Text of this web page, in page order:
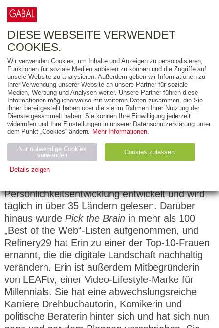
Erin Falconer
Erin Falconer ist Chefredakteurin und
Mitinhaberin vonPick the Brain, einer der am
schnellsten wachsenden und erfolgreichsten
Communitys zur Persönlichkeitsentwicklung im
Internet. Mit über 1,8 Mio. Seitenaufrufen im
Monat und 200 Bloggern aus der ganzen Welt
hat sichPick the Brain
Persönlichkeitsentwicklung entwickelt und wird
täglich in über 35 Ländern gelesen. Darüber
hinaus wurde Pick the Brain in mehr als 100
„Best of the Web“-Listen aufgenommen, und
Refinery29 hat Erin zu einer der Top-10-Frauen
ernannt, die die digitale Landschaft nachhaltig
verändern. Erin ist außerdem Mitbegründerin
von LEAFtv, einer Video-Lifestyle-Marke für
Millennials. Sie hat eine abwechslungsreiche
Karriere Drehbuchautorin, Komikerin und
politische Beraterin hinter sich und hat sich nun
DIESE WEBSEITE VERWENDET
COOKIES.
Wir verwenden Cookies, um Inhalte und Anzeigen zu personalisieren,
Funktionen für soziale Medien anbieten zu können und die Zugriffe auf
unsere Website zu analysieren. Außerdem geben wir Informationen zu
Ihrer Verwendung unserer Website an unsere Partner für soziale
Medien, Werbung und Analysen weiter. Unsere Partner führen diese
Informationen möglicherweise mit weiteren Daten zusammen, die Sie
ihnen bereitgestellt haben oder die sie im Rahmen Ihrer Nutzung der
Dienste gesammelt haben. Sie können Ihre Einwilligung jederzeit
widerrufen und Ihre Einstellungen in unserer Datenschutzerklärung unter
dem Punkt „Cookies“ ändern. Mehr Informationen.
Nur notwendige Cookies
verwenden
Cookies zulassen
Details zeigen
Name
Anbiet
er
Zweck
auf
CMS_S
ESSION
_ID
gabal-
verlag.
de
Wird für die Speicherung der Benutzer-
Session verwendet
Se
ssi
on
P
GV_CO
OKIES
gabal-
verlag.
de
Speichert den Zustimmungsstatus des
Benutzers für Cookies auf der aktuellen
Domäne.
90
Ta
ge
T